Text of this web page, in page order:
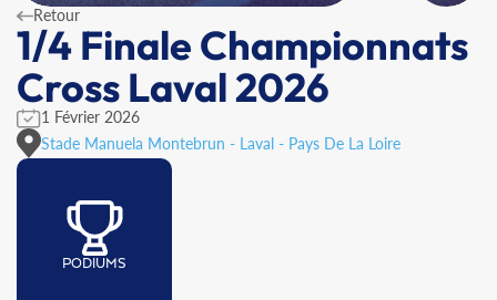
Retour
1/4 Finale Championnats
Cross Laval 2026
1 Février 2026
Stade Manuela Montebrun - Laval - Pays De La Loire
PODIUMS